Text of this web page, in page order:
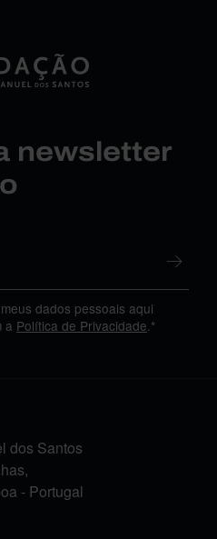
newsletter
dados pessoais aqui
a Política de Privacidade .*
dos Santos
- Portugal